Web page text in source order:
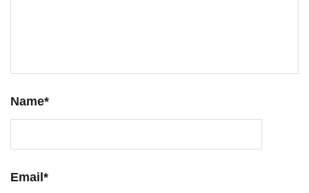
Name*
Email *